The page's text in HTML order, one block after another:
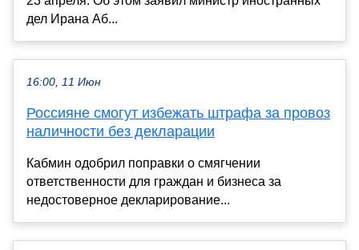
дел Ирана Аб...
16:00, 11 Июн
Россияне смогут избежать штрафа за провоз
наличности без декларации
Кабмин одобрил поправки о смягчении
ответственности для граждан и бизнеса за
недостоверное декларирование...